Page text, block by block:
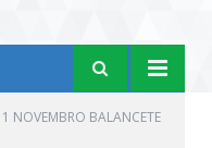
NOVEMBRO BALANCETE